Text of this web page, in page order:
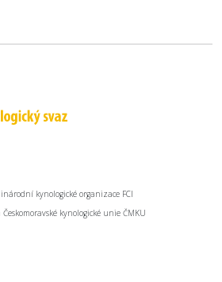
kynologické organizace FCI
kynologické unie ČMKU